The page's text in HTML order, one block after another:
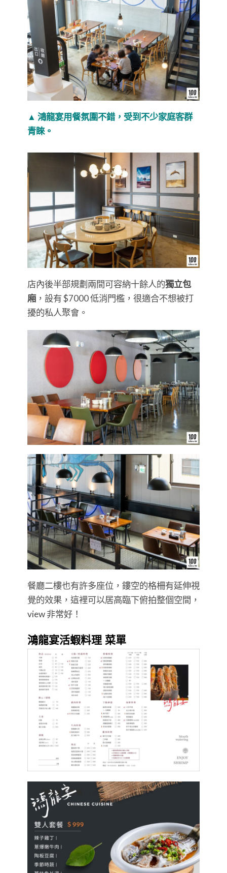
▲ 鴻龍宴用餐氛圍不錯，受到不少家庭客群
青睞。
店內後半部規劃兩間可容納十餘人的獨立包
廂，設有 $7000 低消門檻，很適合不想被打
擾的私人聚會。
餐廳二樓也有許多座位，鏤空的格柵有延伸視
覺的效果，這裡可以居高臨下俯拍整個空間，
view 非常好！
鴻龍宴活蝦料理 菜單